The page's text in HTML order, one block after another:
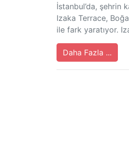
İstanbul’da, şehrin
Izaka Terrace,
ile fark yaratıyor.
Daha Fazla ...